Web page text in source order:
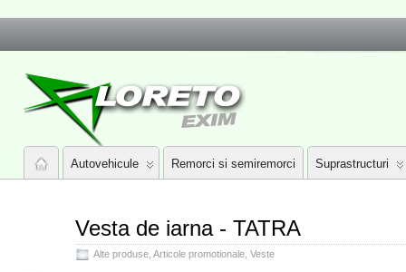
Autovehicule Remorci si semiremorci Suprastructuri
Vesta de iarna - TATRA
Alte produse Articole promotionale Veste